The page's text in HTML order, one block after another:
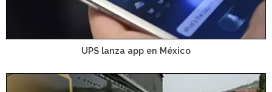
UPS lanza app en México